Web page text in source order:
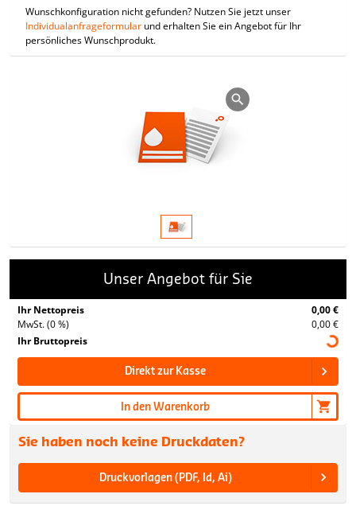
Wunschkonfiguration nicht gefunden? Nutzen Sie jetzt unser
Individualanfrageformular und erhalten Sie ein Angebot für Ihr
persönliches Wunschprodukt.
Unser Angebot für Sie
Ihr Nettopreis
0,00 €
MwSt. (0 %)
0,00 €
Ihr Bruttopreis
Direkt zur Kasse
In den Warenkorb
Sie haben noch keine Druckdaten?
Druckvorlagen (PDF, Id, Ai)